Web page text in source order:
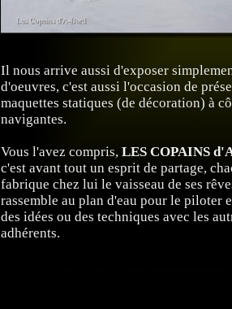
Il nous arrive aussi d'exposer
d'oeuvres, c'est aussi l'occasion de
maquettes statiques (de décoration) à
navigantes.
Vous l'avez compris, LES COPAINS
c'est avant tout un esprit de partage,
fabrique chez lui le vaisseau de ses
rassemble au plan d'eau pour le piloter
des idées ou des techniques avec les
adhérents.